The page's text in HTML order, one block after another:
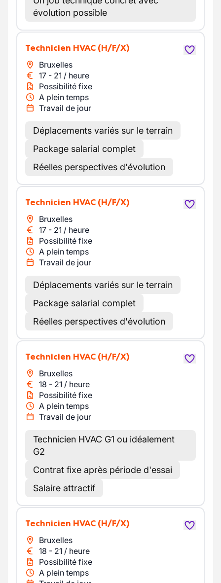
évolution possible
Technicien HVAC (H/F/X)
Bruxelles
17 - 21 / heure
Possibilité fixe
A plein temps
Travail de jour
Déplacements variés sur le terrain
Package salarial complet
Réelles perspectives d'évolution
Technicien HVAC (H/F/X)
Bruxelles
17 - 21 / heure
Possibilité fixe
A plein temps
Travail de jour
Déplacements variés sur le terrain
Package salarial complet
Réelles perspectives d'évolution
Technicien HVAC (H/F/X)
Bruxelles
18 - 21 / heure
Possibilité fixe
A plein temps
Travail de jour
Technicien HVAC G1 ou idéalement
G2
Contrat fixe après période d'essai
Salaire attractif
Technicien HVAC (H/F/X)
Bruxelles
18 - 21 / heure
Possibilité fixe
A plein temps